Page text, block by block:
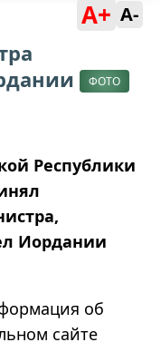
A+ A-
ФОТО
Республики
Иордании
об
сайте